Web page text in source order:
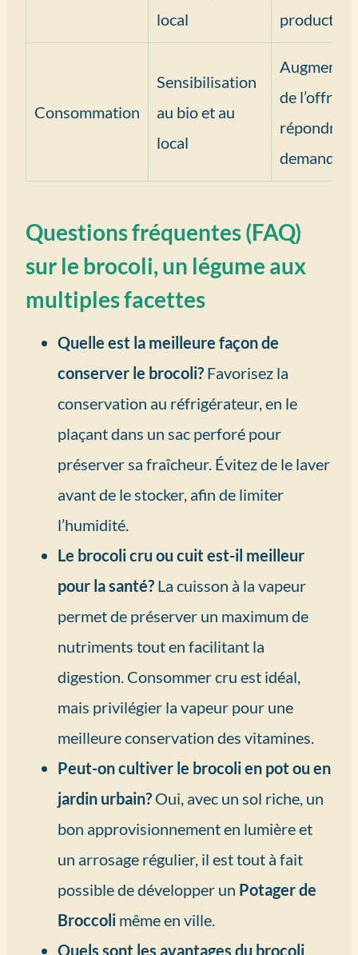
local
Consommation
Sensibilisation
au bio et au
local
de l’offre
répondre à
demande
Questions fréquentes (FAQ)
sur le brocoli, un légume aux
multiples facettes
Quelle est la meilleure façon de
conserver le brocoli? Favorisez la
conservation au réfrigérateur, en le
plaçant dans un sac perforé pour
préserver sa fraîcheur. Évitez de le laver
avant de le stocker, afin de limiter
l’humidité.
Le brocoli cru ou cuit est-il meilleur
pour la santé? La cuisson à la vapeur
permet de préserver un maximum de
nutriments tout en facilitant la
digestion. Consommer cru est idéal,
mais privilégier la vapeur pour une
meilleure conservation des vitamines.
Peut-on cultiver le brocoli en pot ou en
jardin urbain? Oui, avec un sol riche, un
bon approvisionnement en lumière et
un arrosage régulier, il est tout à fait
possible de développer un Potager de
Broccoli même en ville.
Quels sont les avantages du brocoli